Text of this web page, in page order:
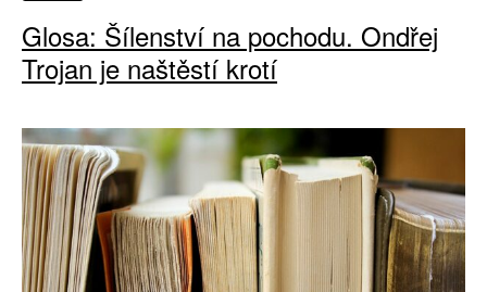
Glosa: Šílenství na pochodu. Ondřej
Trojan je naštěstí krotí